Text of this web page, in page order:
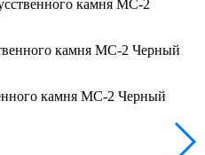
камня МС-2
камня МС-2 Черный